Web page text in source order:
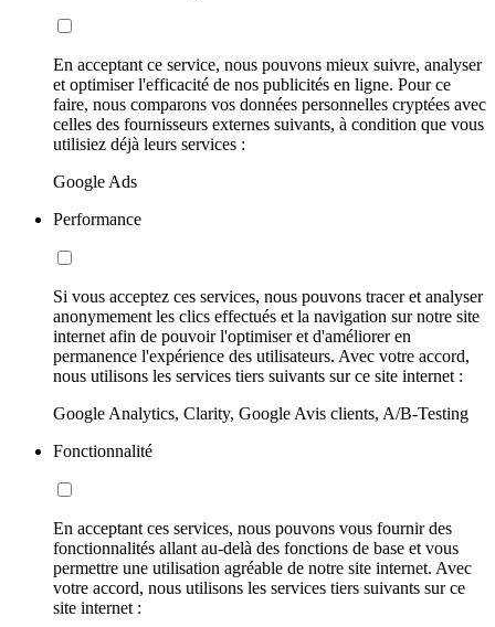
En acceptant ce service, nous pouvons mieux suivre, analyser
et optimiser l'efficacité de nos publicités en ligne. Pour ce
faire, nous comparons vos données personnelles cryptées avec
celles des fournisseurs externes suivants, à condition que vous
utilisiez déjà leurs services :
Google Ads
Performance
Si vous acceptez ces services, nous pouvons tracer et analyser
anonymement les clics effectués et la navigation sur notre site
internet afin de pouvoir l'optimiser et d'améliorer en
permanence l'expérience des utilisateurs. Avec votre accord,
nous utilisons les services tiers suivants sur ce site internet :
Google Analytics, Clarity, Google Avis clients, A/B-Testing
Fonctionnalité
En acceptant ces services, nous pouvons vous fournir des
fonctionnalités allant au-delà des fonctions de base et vous
permettre une utilisation agréable de notre site internet. Avec
votre accord, nous utilisons les services tiers suivants sur ce
site internet :